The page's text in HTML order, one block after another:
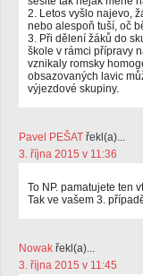
2. Letos vyšlo najevo,
nebo alespoň tuší, oč
3. Při dělení žáků do
škole v rámci přípravy
vznikaly romsky
obsazovaných lavic
výjezdové skupiny.
Pavel PEŠAT řekl(a)...
3. října 2015 v 11:36
To NP. pamatujete ten
Tak ve vašem 3.
Nowak řekl(a)...
3. října 2015 v 11:45